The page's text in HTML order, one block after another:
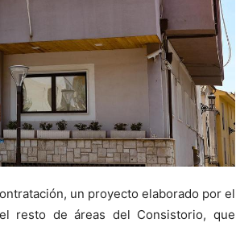
un proyecto elaborado por el
resto de áreas del Consistorio, que